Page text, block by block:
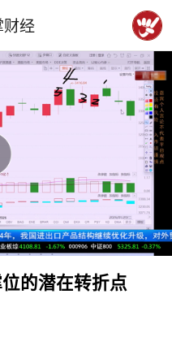
经
的潜在转折点